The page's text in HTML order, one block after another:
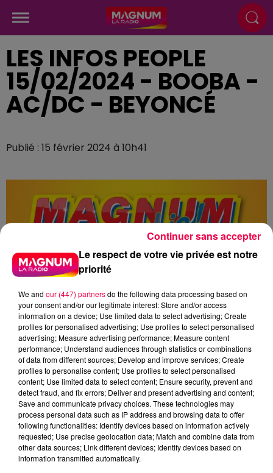
LES INFOS PEOPLE
15/02/2024 - BOOBA -
AC/DC - BEYONCÉ
Publié : 15 février 2024 à 10h41
podcasts/2024/02/Les-Infos-People-du-jeudi-15-
Le respect de votre vie privée est notre
priorité
We and our (447) partnersdo the following data processing based on
your consent and/or our legitimate interest: Store and/or access
information on a device; Use limited data to select advertising; Create
profiles for personalised advertising; Use profiles to select personalised
advertising; Measure advertising performance; Measure content
performance; Understand audiences through statistics or combinations
of data from different sources; Develop and improve services; Create
profiles to personalise content; Use profiles to select personalised
content; Use limited data to select content; Ensure security, prevent and
detect fraud, and fix errors; Deliver and present advertising and content;
Save and communicate privacy choices. These technologies may
process personal data such as IP address and browsing data to offer
following functionalities: Identify devices based on information actively
requested; Use precise geolocation data; Match and combine data from
other data sources; Link different devices; Identify devices based on
information transmitted automatically.
Continuer sans accepter